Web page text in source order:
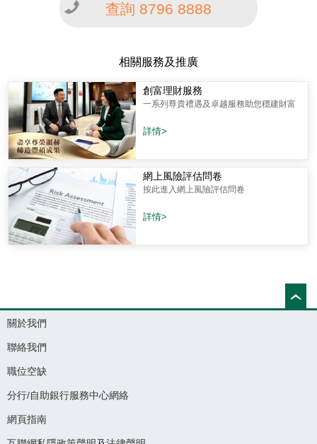
查詢 8796 8888
相關服務及推廣
創富理財服務
一系列尊貴禮遇及卓越服務助您穩建財富
詳情>
網上風險評估問卷
按此進入網上風險評估問卷
詳情>
關於我們
聯絡我們
職位空缺
分行/自助銀行服務中心網絡
網頁指南